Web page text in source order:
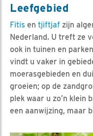
Leefgebied
Fitis en tjiftjaf zijn
Nederland. U treft ze
ook in tuinen en
vindt u vaker in
moerasgebieden en
groeien; op de
plek waar u zo’n klein
een aanwijzing, maar